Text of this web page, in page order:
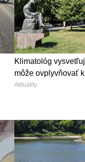
Klimatológ
môže ovplyvňovať
Aktuality